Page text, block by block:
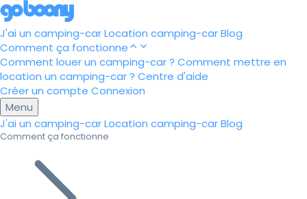
J'ai un camping-carLocation camping-carBlog
Comment ça fonctionne
Comment louer un camping-car ? Comment mettre en
location un camping-car ? Centre d'aide
Créer un compte Connexion
Menu
J'ai un camping-carLocation camping-carBlog
Comment ça fonctionne